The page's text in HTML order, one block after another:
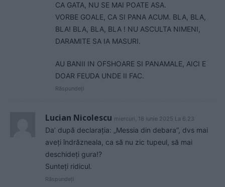
CA GATA, NU SE MAI POATE ASA.
VORBE GOALE, CA SI PANA ACUM. BLA, BLA,
BLA! BLA, BLA, BLA ! NU ASCULTA NIMENI,
DARAMITE SA IA MASURI.
AU BANII IN OFSHOARE SI PANAMALE, AICI E
DOAR FEUDA UNDE II FAC.
Răspundeți
Lucian Nicolescu miercuri, 18 iunie 2025 La 6.23
Da’ după declarația: „Messia din debara”, dvs mai
aveți îndrăzneala, ca să nu zic tupeul, să mai
deschideți gura!?
Sunteți ridicul.
Răspundeți